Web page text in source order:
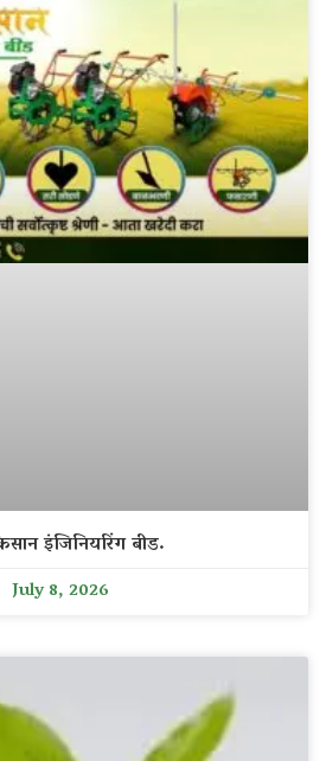
इंजिनियरिंग बीड.
July 8, 2026